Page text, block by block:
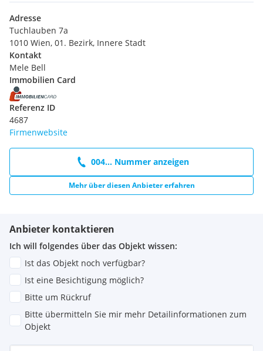
Adresse
Tuchlauben 7a
1010 Wien, 01. Bezirk, Innere Stadt
Kontakt
Mele Bell
Immobilien Card
Referenz ID
4687
Firmenwebsite
004... Nummer anzeigen
Mehr über diesen Anbieter erfahren
Anbieter kontaktieren
Ich will folgendes über das Objekt wissen:
Ist das Objekt noch verfügbar?
Ist eine Besichtigung möglich?
Bitte um Rückruf
Bitte übermitteln Sie mir mehr Detailinformationen zum
Objekt